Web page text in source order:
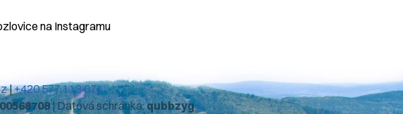
na Instagramu
|+420 577 113 071
| Datová schránka:qubbzyg